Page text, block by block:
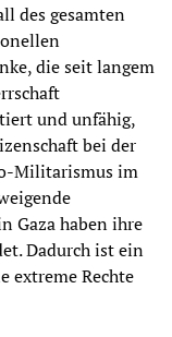
des gesamten
die seit langem
und unfähig,
bei der
Militarismus im
Gaza haben ihre
Dadurch ist ein
extreme Rechte